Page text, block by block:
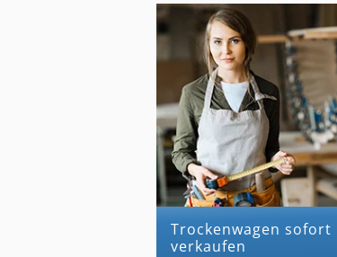
trockenwagen sofort
verkaufen